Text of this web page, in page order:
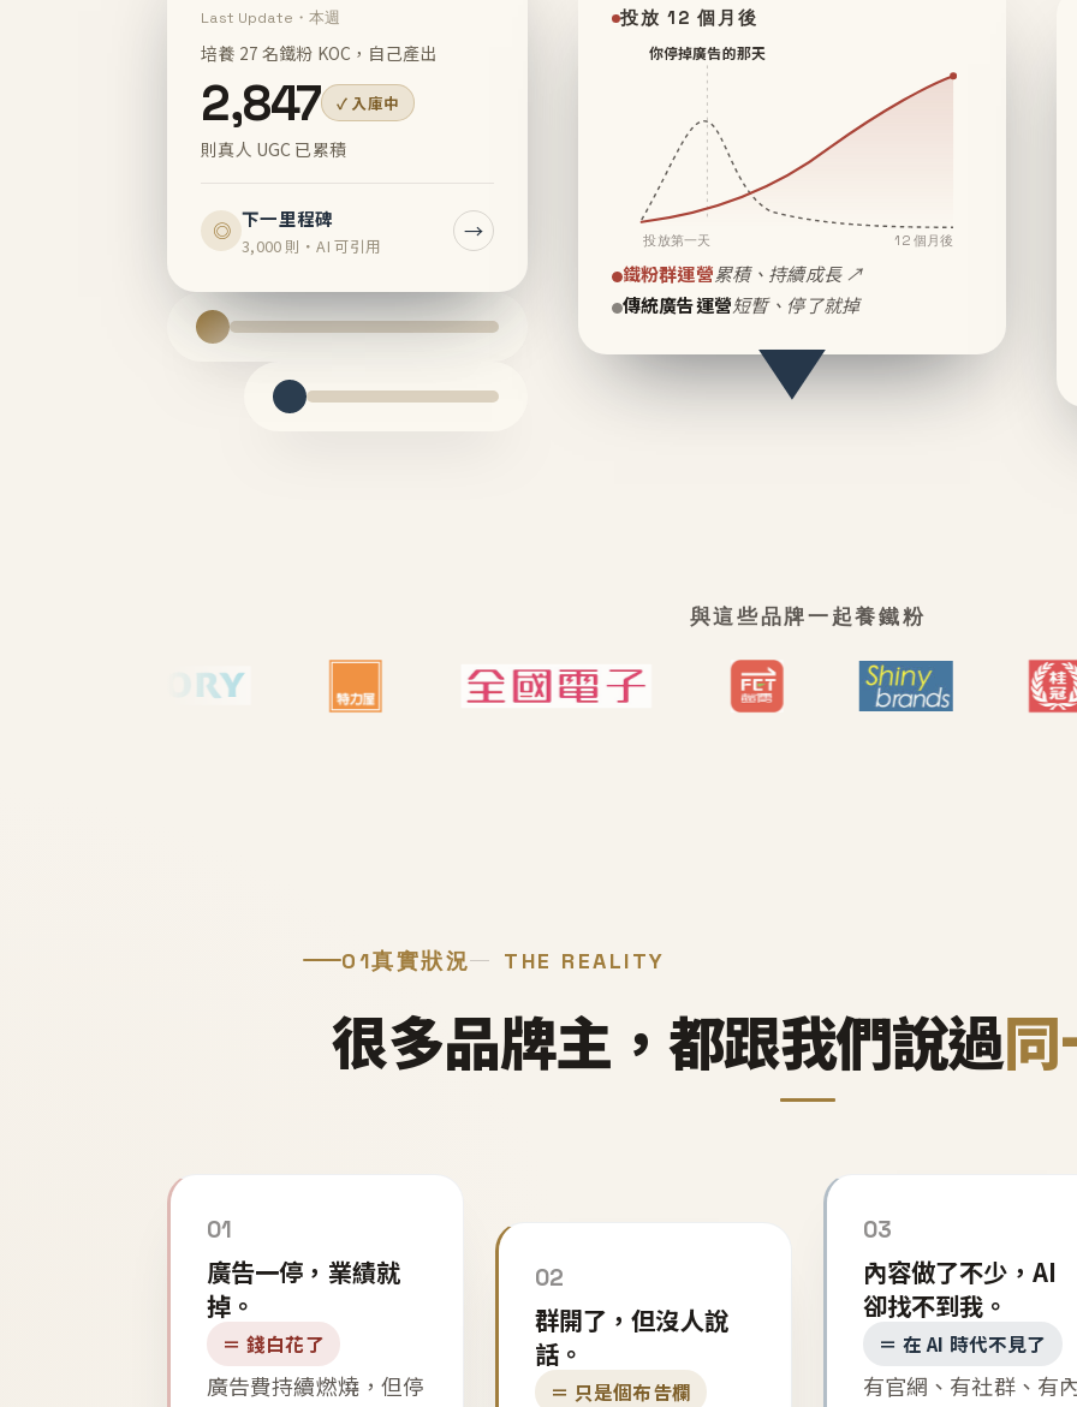
Last Update・本週
培養 27 名鐵粉 KOC，自己產出
2,847 ✓ 入庫中
則真人 UGC 已累積
◎ 下一里程碑
3,000 則・AI 可引用
→
投放 12 個月後
你停掉廣告的那天
投放第一天 12 個月後
鐵粉群運營累積、持續成長 ↗
傳統廣告運營短暫、停了就掉
與這些品牌一起養鐵粉
01真實狀況 THE REALITY
很多品牌主，都跟我們說過同
01
廣告一停，業績就
掉。
＝ 錢白花了
廣告費持續燃燒，但停
02
群開了，但沒人說
話。
＝ 只是個布告欄
03
內容做了不少，AI
卻找不到我。
＝ 在 AI 時代不見了
有官網、有社群、有